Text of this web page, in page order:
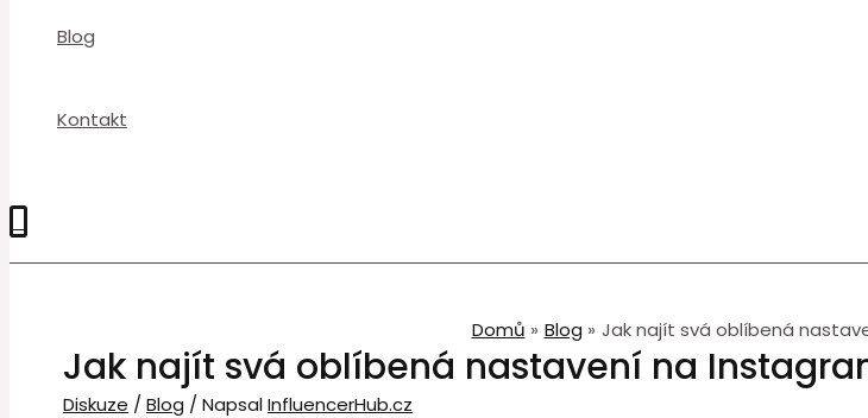
Blog
Kontakt
Domů Blog Jak najít svá oblíbená
Jak najít svá oblíbená nastavení na
Diskuze / Blog / NapsalInfluencerHub.cz